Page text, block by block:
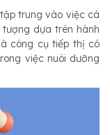
trung vào việc cá
dựa trên hành
công cụ tiếp thị có
việc nuôi dưỡng